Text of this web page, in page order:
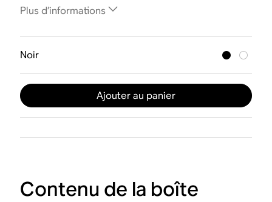
Plus d’informations
Noir
Ajouter au panier
Contenu de la boîte